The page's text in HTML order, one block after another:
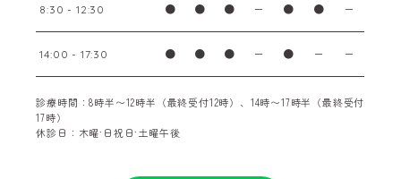
8:30 - 12:30 ● ● ● ー ● ● ー
14:00 - 17:30 ● ● ● ー ● ー ー
診療時間：8時半〜12時半（最終受付12時）、14時〜17時半（最終受付
17時）
休診日：木曜·日祝日·土曜午後